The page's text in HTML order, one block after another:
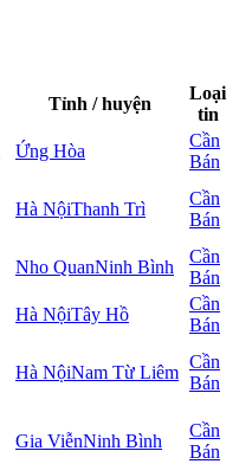
Tỉnh / huyện
Loại
tin
Ứng Hòa
Cần
Bán
Hà NộiThanh Trì
Cần
Bán
Nho QuanNinh Bình
Cần
Bán
Hà NộiTây Hồ
Cần
Bán
Hà NộiNam Từ Liêm
Cần
Bán
Gia ViễnNinh Bình
Cần
Bán